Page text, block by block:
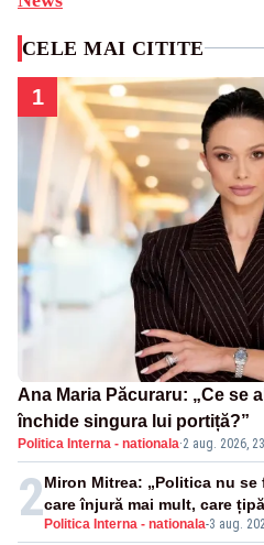
CELE MAI CITITE
1
Ana Maria Păcuraru: „Ce se
închide singura lui portiță?”
Politica Interna - nationala·2 aug. 2026,
2 Politica Interna - nationala-3 aug.
Miron Mitrea: „Politica nu se
care înjură mai mult, care